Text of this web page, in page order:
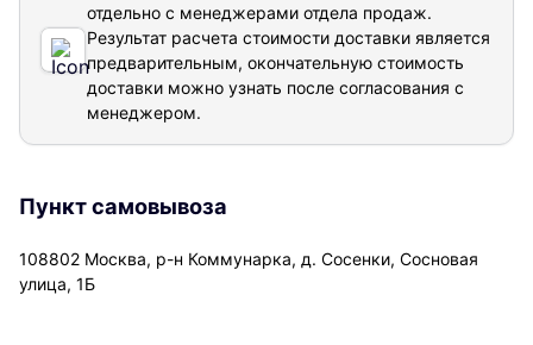
отдельно с менеджерами отдела продаж.
Результат расчета стоимости доставки является
предварительным, окончательную стоимость
доставки можно узнать после согласования с
менеджером.
Пункт самовывоза
108802 Москва, р-н Коммунарка, д. Сосенки, Сосновая
улица, 1Б